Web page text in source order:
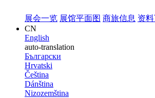
展会一览 展馆平面图 商旅信息 资
CN
English
auto-translation
Български
Hrvatski
Čeština
Dánština
Nizozemština